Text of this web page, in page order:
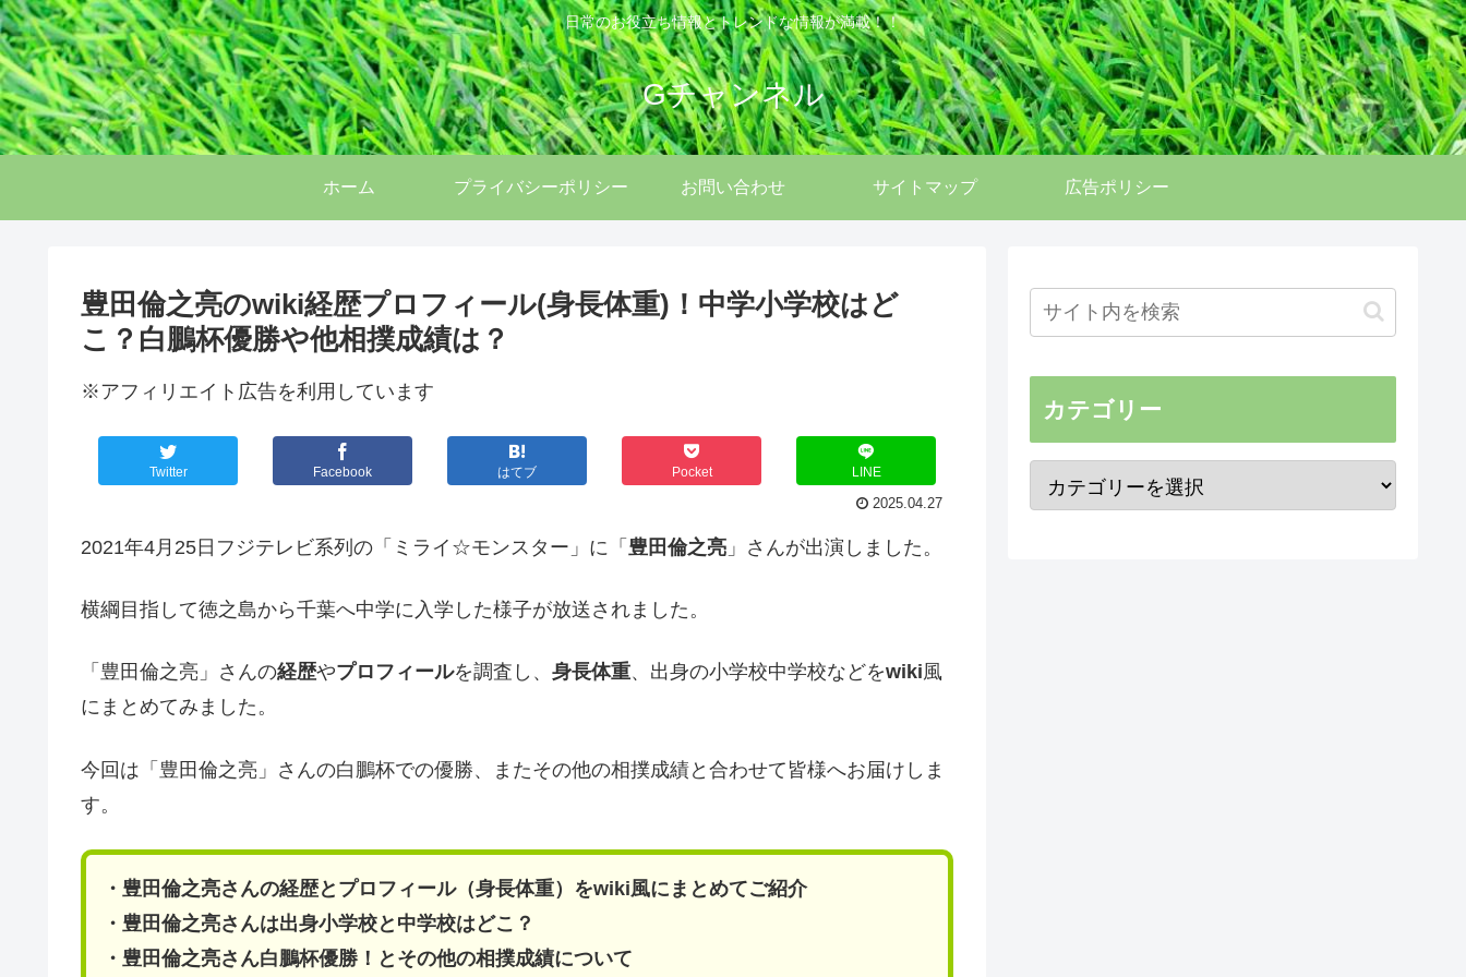
日常のお役立ち情報とトレンドな情報が満載！！
Gチャンネル
ホーム プライバシーポリシー お問い合わせ サイトマップ 広告ポリシー
豊田倫之亮のwiki経歴プロフィール(身長体重)！中学小学校はど
こ？白鵬杯優勝や他相撲成績は？
※アフィリエイト広告を利用しています
Twitter Facebook はてブ Pocket LINE
2025.04.27
2021年4月25日フジテレビ系列の「ミライ☆モンスター」に「 豊田倫之亮 」さんが出演しました。
横綱目指して徳之島から千葉へ中学に入学した様子が放送されました。
「豊田倫之亮」さんの経歴やプロフィールを調査し、 身長体重、出身の小学校中学校などをwiki風
にまとめてみました。
今回は「豊田倫之亮」さんの白鵬杯での優勝、またその他の相撲成績と合わせて皆様へお届けしま
す。
・豊田倫之亮さんの経歴とプロフィール（身長体重）をwiki風にまとめてご紹介
・豊田倫之亮さんは出身小学校と中学校はどこ？
・豊田倫之亮さん白鵬杯優勝！とその他の相撲成績について
カテゴリー